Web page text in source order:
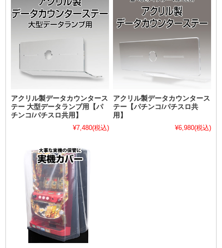
アクリル製データカウンタース
テー 大型データランプ用【パ
チンコ/パチスロ共用】
¥7,480(税込)
アクリル製データカウンタース
テー【パチンコ/パチスロ共
用】
¥6,980(税込)